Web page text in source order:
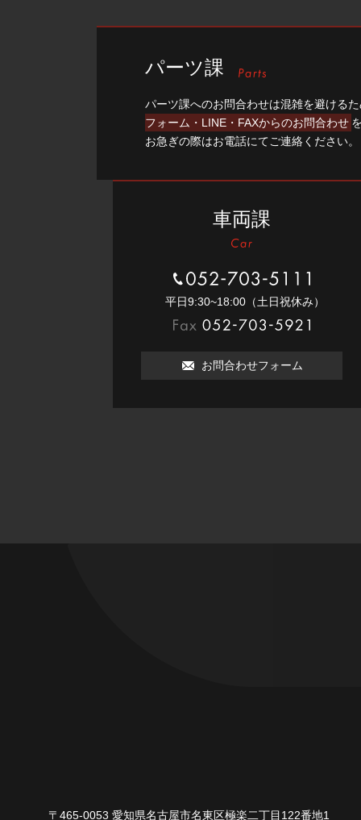
パーツ課
パーツ課へのお問合わせは混雑を避ける
フォーム・LINE・FAXからのお問合わせ
お急ぎの際はお電話にてご連絡ください。
車両課
052-703-5111
平⽇9:30~18:00（⼟⽇祝休み）
お問合わせフォーム
〒465-0053 愛知県名古屋市名東区極楽二丁目122番地1